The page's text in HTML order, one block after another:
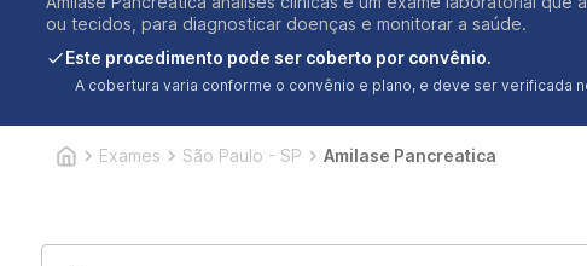
ou tecidos, para diagnosticar doenças e monitorar a saúde.
Este procedimento pode ser coberto por convênio.
A cobertura varia conforme o convênio e plano, e deve ser verificada
Exames São Paulo - SP Amilase Pancreatica